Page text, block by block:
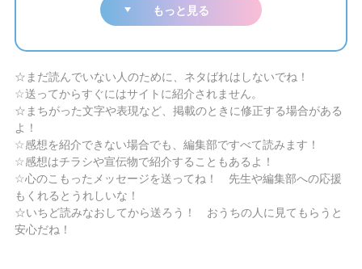
もっと見る
☆まだ読んでいない人のために、ネタばれはしないでね！
☆送ってからすぐにはサイトに紹介されません。
☆まちがった文字や表現など、掲載のときに修正する場合がある
よ！
☆感想を紹介できない場合でも、編集部ですべて読みます！
☆感想はチラシや宣伝物で紹介することもあるよ！
☆心のこもったメッセージを送ってね！ 先生や編集部への応援
もくれるとうれしいな！
☆いちど読みなおしてから送ろう！ おうちの人に見てもらうと
安心だね！